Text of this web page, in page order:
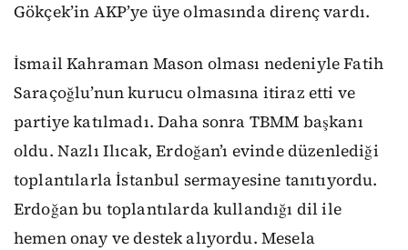
Gökçek’in AKP’ye üye olmasında direnç vardı.
İsmail Kahraman Mason olması nedeniyle Fatih
Saraçoğlu’nun kurucu olmasına itiraz etti ve
partiye katılmadı. Daha sonra TBMM başkanı
oldu. Nazlı Ilıcak, Erdoğan’ı evinde düzenlediği
toplantılarla İstanbul sermayesine tanıtıyordu.
Erdoğan bu toplantılarda kullandığı dil ile
hemen onay ve destek alıyordu. Mesela